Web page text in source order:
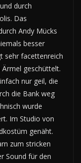
durch
Das
Andy Mücks
besser
sehr facettenreich
geschüttelt.
nur geil, die
die Bank weg
wurde
Im Studio von
genäht.
zum stricken
Sound für den